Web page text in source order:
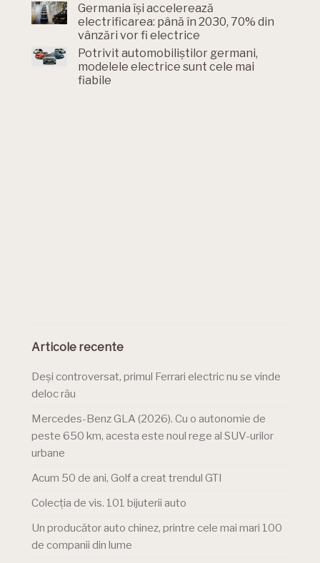
Germania își accelerează
electrificarea: până în 2030, 70% din
vânzări vor fi electrice
Potrivit automobiliștilor germani,
modelele electrice sunt cele mai
fiabile
Articole recente
Deși controversat, primul Ferrari electric nu se vinde
deloc rău
Mercedes-Benz GLA (2026). Cu o autonomie de
peste 650 km, acesta este noul rege al SUV-urilor
urbane
Acum 50 de ani, Golf a creat trendul GTI
Colecția de vis. 101 bijuterii auto
Un producător auto chinez, printre cele mai mari 100
de companii din lume